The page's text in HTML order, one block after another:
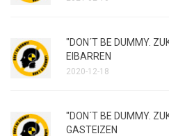
"DON´T BE DUMMY.
EIBARREN
2020-12-18
"DON´T BE DUMMY.
GASTEIZEN